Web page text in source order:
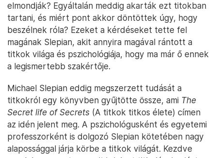
elmondják? Egyáltalán meddig akarták ezt titokban
tartani, és miért pont akkor döntöttek úgy, hogy
beszélnek róla? Ezeket a kérdéseket tette fel
magának Slepian, akit annyira magával rántott a
titkok világa és pszichológiája, hogy ma már ő ennek
a legismertebb szakértője.
Michael Slepian eddig megszerzett tudását a
titkokról egy könyvben gyűjtötte össze, ami The
Secret life of Secrets (A titkok titkos élete) címen
az idén jelent meg. A pszichológusként és egyetemi
professzorként is dolgozó Slepian kötetében nagy
alapossággal járja körbe a titkok világát. Kezdve